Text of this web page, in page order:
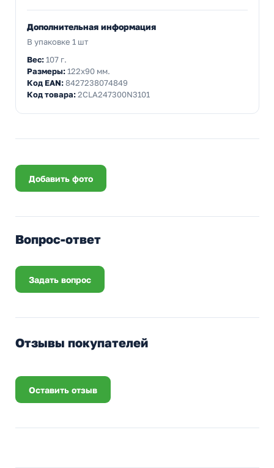
Дополнительная информация
В упаковке 1 шт
Вес:107 г.
Размеры:122x90 мм.
Код EAN:8427238074849
Код товара:2CLA247300N3101
Добавить фото
Вопрос-ответ
Задать вопрос
Отзывы покупателей
Оставить отзыв